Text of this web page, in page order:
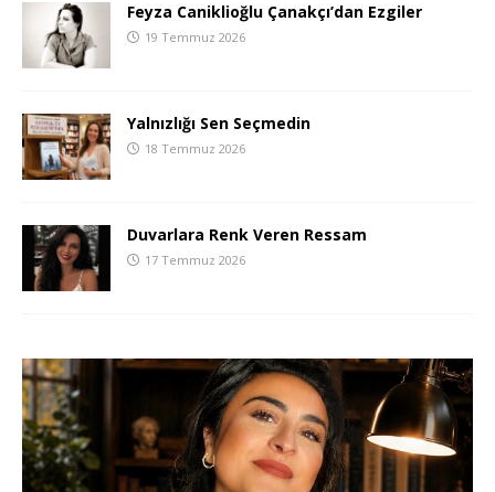
Feyza Caniklioğlu Çanakçı’dan Ezgiler
19 Temmuz 2026
Yalnızlığı Sen Seçmedin
18 Temmuz 2026
Duvarlara Renk Veren Ressam
17 Temmuz 2026